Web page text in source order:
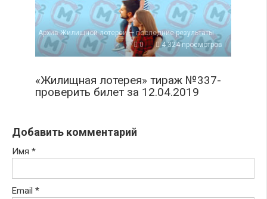
Архив Жилищной лотереи — последние результаты
0
4 324 просмотров
«Жилищная лотерея» тираж №337-
проверить билет за 12.04.2019
Добавить комментарий
Имя *
Email *